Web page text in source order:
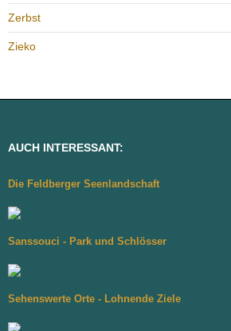
Zerbst
Zieko
AUCH INTERESSANT:
Die Feldberger Seenlandschaft
Sanssouci - Park und Schlösser
Sehenswerte Orte - Lohnende Ziele